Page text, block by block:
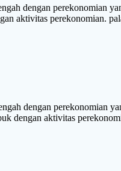
dengan perekonomian
aktivitas perekonomian.
dengan perekonomian
dengan aktivitas